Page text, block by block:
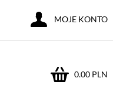
0.00 PLN
MOJE KONTO